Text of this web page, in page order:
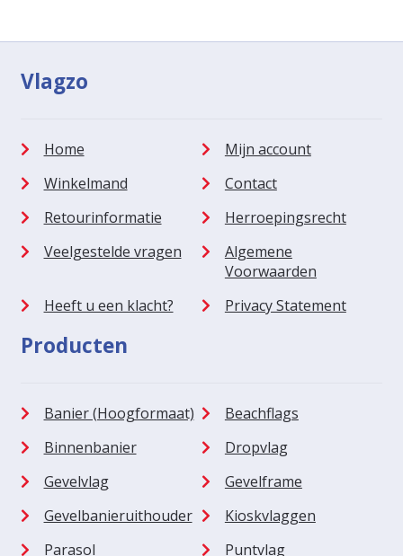
Vlagzo
Home
Mijn account
Winkelmand
Contact
Retourinformatie
Herroepingsrecht
Veelgestelde vragen
Algemene
Voorwaarden
Heeft u een klacht?
Privacy Statement
Producten
Banier (Hoogformaat)
Beachflags
Binnenbanier
Dropvlag
Gevelvlag
Gevelframe
Gevelbanieruithouder
Kioskvlaggen
Parasol
Puntvlag